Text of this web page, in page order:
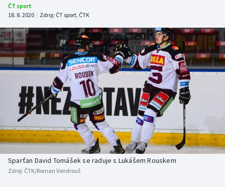
Atletika
Cyklistika
DALŠÍ SPORTY
Americký fotbal
Baseball a softbal
Basketbal
Biatlon
NEPŘEHLÉDNĚTE
Soutěže
Historické návraty
Aplikace ČT sport
ČT sport
18. 8. 2020 | Zdroj: ČT sport, ČTK
Sparťan David Tomášek se raduje s Lukášem Rouskem
Zdroj: ČTK/Roman Vondrouš